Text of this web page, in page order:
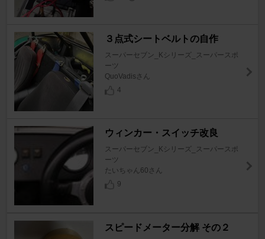
３点式シートベルトの自作
スーパーセブン_Kシリーズ_スーパースポ
ーツ
QuoVadisさん
4
ウィンカー・スイッチ改良
スーパーセブン_Kシリーズ_スーパースポ
ーツ
たいちゃん60さん
9
スピードメーター分解 その２